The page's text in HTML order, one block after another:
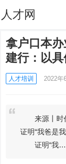
人才网
拿户口本
建行：以
人才培训 2022年
来源丨时
证明“我爸是
证明“我…